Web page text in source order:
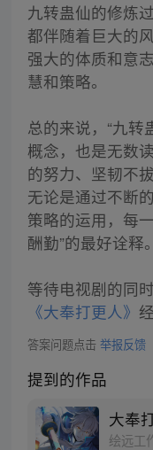
九转蛊仙的修炼
都伴随着巨大的
强大的体质和意
慧和策略。
总的来说，“九转
概念，也是无数
的努力、坚韧不
无论是通过不断
策略的运用，每
酬勤”的最好诠释。
等待电视剧的同
《大奉打更人》
答案问题点击 举报反馈
提到的作品
大奉
绘远工